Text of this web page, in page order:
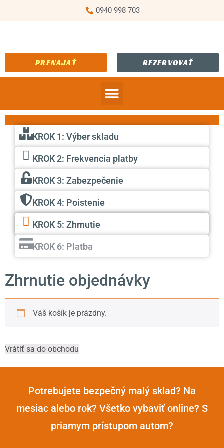
0940 998 703
PRENAJAŤ REZERVOVAŤ
KROK 1: Výber skladu
KROK 2: Frekvencia platby
KROK 3: Zabezpečenie
KROK 4: Poistenie
KROK 5: Zhrnutie
KROK 6: Platba
Zhrnutie objednávky
Váš košík je prázdny.
Vrátiť sa do obchodu
Potrebujete bezpečný malý sklad? Na
mesiac alebo rok? Všetko vybaviť online? S
priamym prístupom autom?